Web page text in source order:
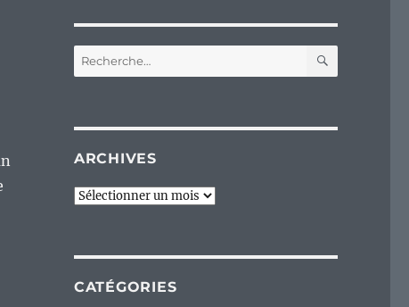
libre de ma musicothèque. »
Recherche
pour :
ARCHIVES
Archives
CATÉGORIES